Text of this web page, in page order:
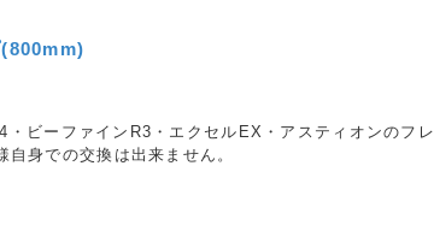
ビーファインR3・エクセルEX・アスティオンのフレ
身での交換は出来ません。